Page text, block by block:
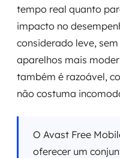
tempo real quanto
impacto no
considerado leve,
aparelhos mais
também é razoável,
não costuma
O Avast Free
oferecer um